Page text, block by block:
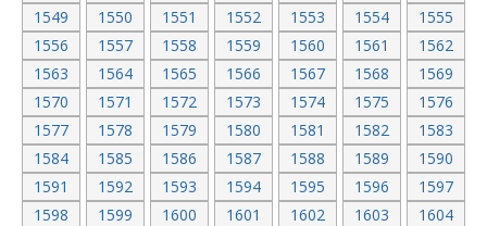
1549
1550 1551 1552 1553 1554
1555
1556
1557 1558 1559 1560 1561
1562
1563
1564 1565 1566 1567 1568
1569
1570
1571 1572 1573 1574 1575
1576
1577
1578 1579 1580 1581 1582
1583
1584
1585 1586 1587 1588 1589
1590
1591
1592 1593 1594 1595 1596
1597
1598
1599 1600 1601 1602 1603
1604